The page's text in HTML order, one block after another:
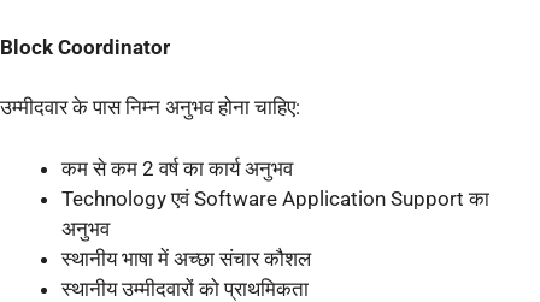
Block Coordinator
उम्मीदवार के पास निम्न अनुभव होना चाहिए:
कम से कम 2 वर्ष का कार्य अनुभव
Technology एवं Software Application Support का
अनुभव
स्थानीय भाषा में अच्छा संचार कौशल
स्थानीय उम्मीदवारों को प्राथमिकता